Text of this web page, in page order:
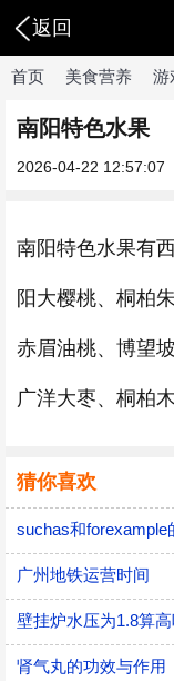
返回
首页 美食营养 游
南阳特色水果
2026-04-22 12:57:07
南阳特色水果有
阳大樱桃、桐柏
赤眉油桃、博望
广洋大枣、桐柏
猜你喜欢
suchas和forexample
广州地铁运营时间
壁挂炉水压为1.8算
肾气丸的功效与作用